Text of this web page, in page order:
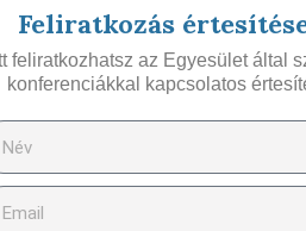
Feliratkozás
feliratkozhatsz az Egyesület által
konferenciákkal kapcsolatos